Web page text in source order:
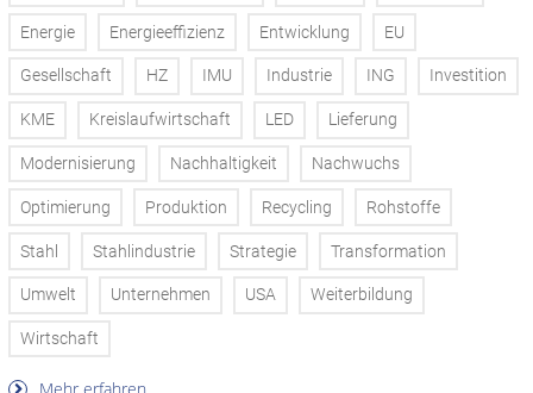
Energie Energieeffizienz Entwicklung EU
Gesellschaft HZ IMU Industrie ING Investition
KME Kreislaufwirtschaft LED Lieferung
Modernisierung Nachhaltigkeit Nachwuchs
Optimierung Produktion Recycling Rohstoffe
Stahl Stahlindustrie Strategie Transformation
Umwelt Unternehmen USA Weiterbildung
Wirtschaft